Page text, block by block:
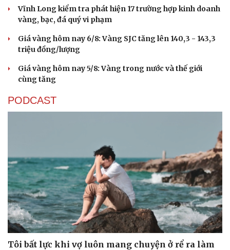
Vĩnh Long kiểm tra phát hiện 17 trường hợp kinh doanh
vàng, bạc, đá quý vi phạm
Giá vàng hôm nay 6/8: Vàng SJC tăng lên 140,3 - 143,3
triệu đồng/lượng
Giá vàng hôm nay 5/8: Vàng trong nước và thế giới
cùng tăng
PODCAST
Tôi bất lực khi vợ luôn mang chuyện ở rể ra làm